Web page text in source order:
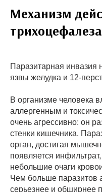
Механизм
трихоцефалеза
Паразитарная инвазия
язвы желудка и 12-
В организме человека
аллергенным и
очень агрессивно: он
стенки кишечника.
орган, достигая
появляется
небольшие очаги
Чем больше паразитов
серьезнее и обширнее